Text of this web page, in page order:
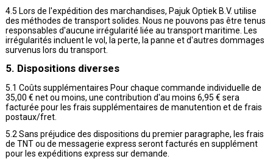
4.5 Lors de l'expédition des marchandises, Pajuk Optiek B.V. utilise
des méthodes de transport solides. Nous ne pouvons pas être tenus
responsables d'aucune irrégularité liée au transport maritime. Les
irrégularités incluent le vol, la perte, la panne et d'autres dommages
survenus lors du transport.
5. Dispositions diverses
5.1 Coûts supplémentaires Pour chaque commande individuelle de
35,00 € net ou moins, une contribution d'au moins 6,95 € sera
facturée pour les frais supplémentaires de manutention et de frais
postaux/fret.
5.2 Sans préjudice des dispositions du premier paragraphe, les frais
de TNT ou de messagerie express seront facturés en supplément
pour les expéditions express sur demande.